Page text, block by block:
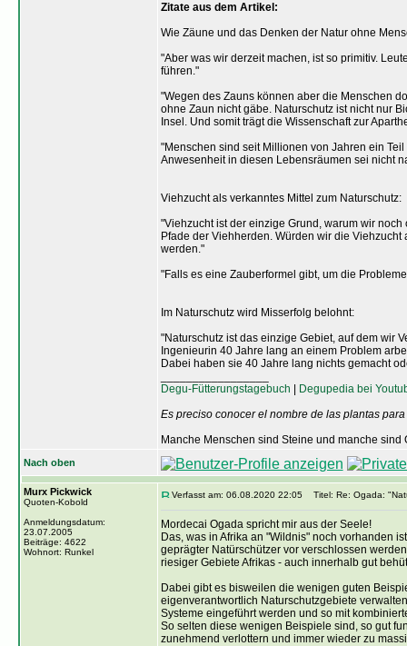
Zitate aus dem Artikel:
Wie Zäune und das Denken der Natur ohne
"Aber was wir derzeit machen, ist so primitiv.
führen."
"Wegen des Zauns können aber die Menschen
ohne Zaun nicht gäbe. Naturschutz ist nicht nur
Insel. Und somit trägt die Wissenschaft zur
"Menschen sind seit Millionen von Jahren ein
Anwesenheit in diesen Lebensräumen sei nicht
Viehzucht als verkanntes Mittel zum Naturschutz:
"Viehzucht ist der einzige Grund, warum wir
Pfade der Viehherden. Würden wir die
werden."
"Falls es eine Zauberformel gibt, um die
Im Naturschutz wird Misserfolg belohnt:
"Naturschutz ist das einzige Gebiet, auf dem wir
Ingenieurin 40 Jahre lang an einem Problem
Dabei haben sie 40 Jahre lang nichts gemacht
Degu-Fütterungstagebuch
Degupedia bei
Es preciso conocer el nombre de las plantas
Manche Menschen sind Steine und manche sind
Nach oben
Murx Pickwick
Quoten-Kobold
Anmeldungsdatum:
23.07.2005
Beiträge: 4622
Wohnort: Runkel
Verfasst am: 06.08.2020 22:05 Titel: Re: Ogada:
Mordecai Ogada spricht mir aus der Seele!
Das, was in Afrika an "Wildnis" noch vorhanden
geprägter Natürschützer vor verschlossen
riesiger Gebiete Afrikas - auch innerhalb gut
Dabei gibt es bisweilen die wenigen guten
eigenverantwortlich Naturschutzgebiete
Systeme eingeführt werden und so mit
So selten diese wenigen Beispiele sind, so gut
zunehmend verlottern und immer wieder zu